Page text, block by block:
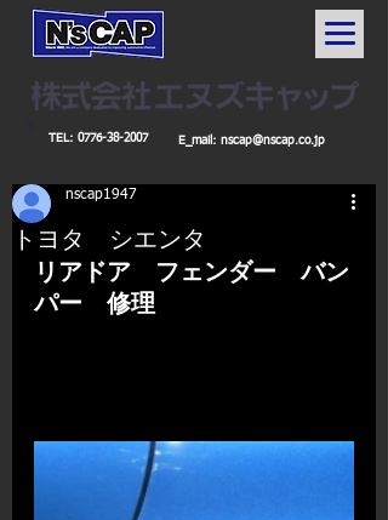
TEL: 0776-38-2007 E_mail: nscap@nscap.co.jp
トヨタ シエンタ
nscap1947
リアドア　フェンダー　バン
パー　修理